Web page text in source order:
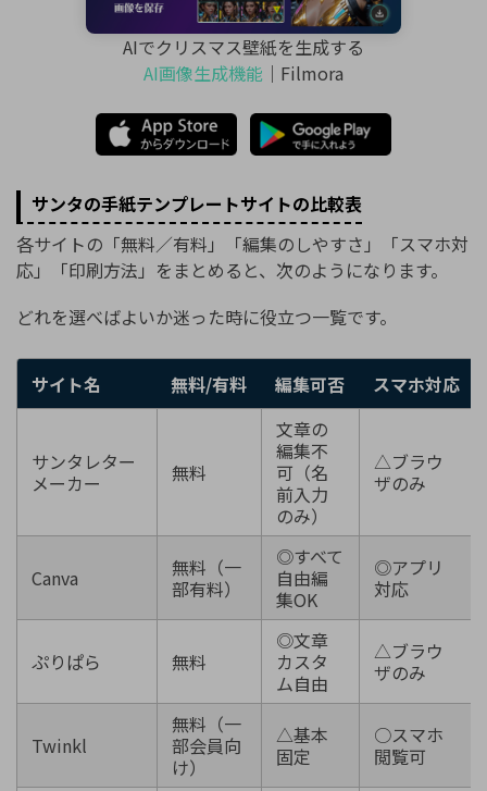
AIでクリスマス壁紙を生成する
AI画像生成機能 ｜Filmora
サンタの手紙テンプレートサイトの比較表
各サイトの「無料／有料」「編集のしやすさ」「スマホ対
応」「印刷方法」をまとめると、次のようになります。
どれを選べばよいか迷った時に役立つ一覧です。
サイト名 無料/有料 編集可否 スマホ対応
サンタレター
メーカー
無料
文章の
編集不
可（名
前入力
のみ）
△ブラウ
ザのみ
Canva
無料（一
部有料）
◎すべて
自由編
集OK
◎アプリ
対応
ぷりぱら 無料
◎文章
カスタ
ム自由
△ブラウ
ザのみ
Twinkl
無料（一
部会員向
け）
△基本
固定
○スマホ
閲覧可